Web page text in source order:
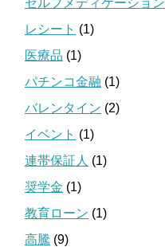
レシート (1)
医療品 (1)
パチンコ金融 (1)
バレンタイン (2)
イベント (1)
連帯保証人 (1)
奨学金 (1)
教育ローン (1)
高騰 (9)